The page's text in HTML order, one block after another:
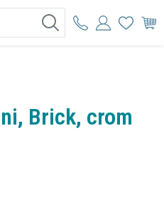
Brick, crom